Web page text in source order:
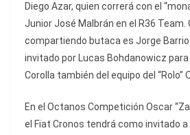
Diego Azar, quien correrá con el
Junior José Malbrán en el R36
compartiendo butaca es Jorge
invitado por Lucas Bohdanowicz
Corolla también del equipo del “Rolo”
En el Octanos Competición Oscar
el Fiat Cronos tendrá como invitado